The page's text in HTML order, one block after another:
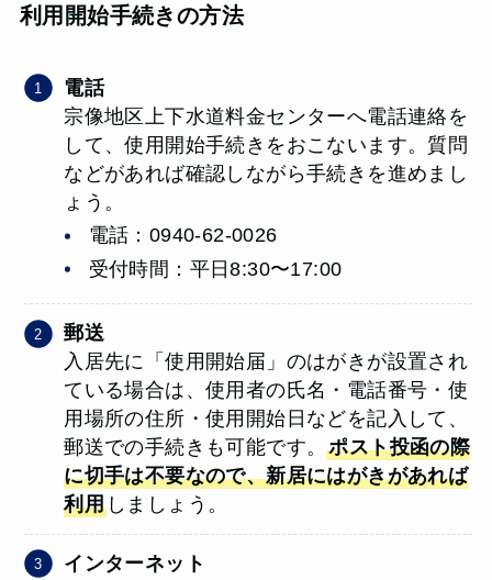
利用開始手続きの方法
電話
宗像地区上下水道料金センターへ電話連絡を
して、使用開始手続きをおこないます。質問
などがあれば確認しながら手続きを進めまし
ょう。
電話：0940-62-0026
受付時間：平日8:30〜17:00
郵送
入居先に「使用開始届」のはがきが設置され
ている場合は、使用者の氏名・電話番号・使
用場所の住所・使用開始日などを記入して、
郵送での手続きも可能です。ポスト投函の際
に切手は不要なので、新居にはがきがあれば
利用 しましょう。
インターネット